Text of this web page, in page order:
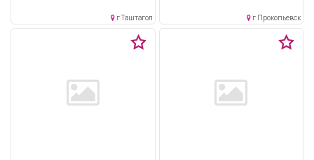
г Таштагол
профилактической
г Прокопьевск